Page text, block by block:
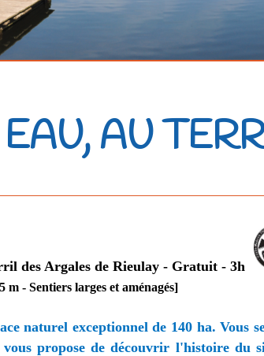
AU
des Argales de Rieulay - Gratuit - 3h
- Sentiers larges et aménagés]
naturel exceptionnel de 140 ha. Vous
vous propose de découvrir l'histoire du